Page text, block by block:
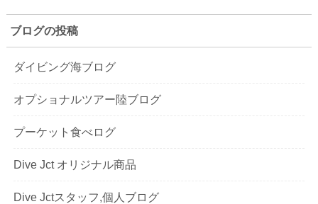
ブログの投稿
ダイビング海ブログ
オプショナルツアー陸ブログ
プーケット食べログ
Dive Jct オリジナル商品
Dive Jctスタッフ,個人ブログ